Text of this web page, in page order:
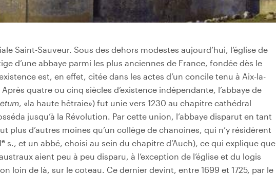
Saint-Sauveur. Sous des dehors modestes aujourd’hui, l’église de
d’une abbaye parmi les plus anciennes de France, fondée dès le
est, en effet, citée dans les actes d’un concile tenu à Aix-la-
Après quatre ou cinq siècles d’existence indépendante, l’abbaye de
, «la haute hêtraie») fut unie vers 1230 au chapitre cathédral
jusqu’à la Révolution. Par cette union, l’abbaye disparut en tant
plus d’autres moines qu’un collège de chanoines, qui n’y résidèrent
e s., et un abbé, choisi au sein du chapitre d’Auch), ce qui explique que
aient peu à peu disparu, à l’exception de l’église et du logis
loin de là, sur le coteau. Ce dernier devint, entre 1699 et 1725, par le